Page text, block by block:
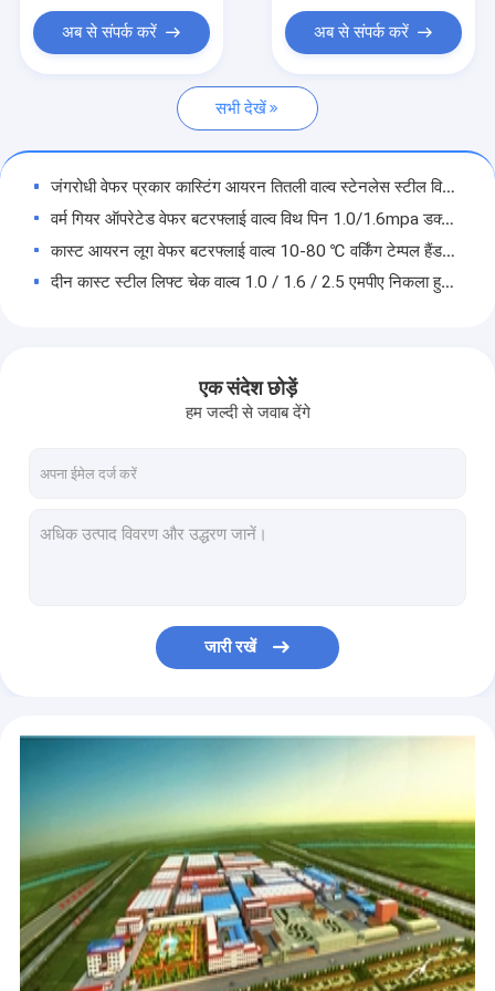
लिफ्ट चेक वाल्व
अब से संपर्क करें अब से संपर्क करें
सभी देखें
जंगरोधी वेफर प्रकार कास्टिंग आयरन तितली वाल्व स्टेनलेस स्टील विरोधी कटाव
वर्म गियर ऑपरेटेड वेफर बटरफ्लाई वाल्व विथ पिन 1.0/1.6mpa डक्टाइल आयरन
कास्ट आयरन लूग वेफर बटरफ्लाई वाल्व 10-80 ℃ वर्किंग टेम्पल हैंडल पावर:
दीन कास्ट स्टील लिफ्ट चेक वाल्व 1.0 / 1.6 / 2.5 एमपीए निकला हुआ किनारा अंत विरोधी जंग;
गोस्ट एसएस 304 लिफ्ट टाइप चेक वाल्व, एंटी इरोशन लिफ्ट कंट्रोल वाल्व;
तेल जल गैस विरोधी ऑक्सीकरण के लिए कास्ट आयरन लीकप्रूफ लिफ्ट चेक वाल्व;
रस्टप्रूफ कास्ट आयरन फुट वाल्व, एंटी ऑक्सीडेशन 10K फुट वाल्व निकला हुआ किनारा प्रकार:
लीकप्रूफ आयरन साइलेंट लिफ्ट चेक वाल्व एंटी इरोजन निकला हुआ किनारा अंत 1.0 / 1.6 एमपीए
200X दबाव कम करने वाले जल संरक्षण वाल्व तन्य लौह विरोधी कटाव
धीरे-धीरे 300X साइलेंसिंग चेक वाल्व निकला हुआ किनारा अंत तन्य लौह लीकप्रूफ बंद करना
जल पंप नियंत्रण जल संरक्षण वाल्व 1.6 एमपीए रस्टप्रूफ निकला हुआ किनारा अंत:
एक संदेश छोड़ें
हम जल्दी से जवाब देंगे
जारी रखें